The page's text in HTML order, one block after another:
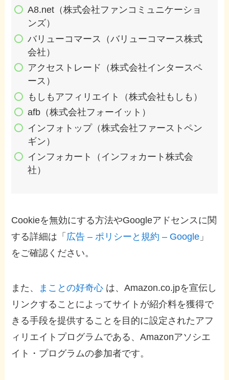
A8.net（株式会社ファンコミュニケーショ
ンズ）
バリューコマース（バリューコマース株式
会社）
アクセストレード（株式会社インタースペ
ース）
もしもアフィリエイト（株式会社もしも）
afb（株式会社フォーイット）
インフォトップ（株式会社ファーストペン
ギン）
インフォカート（インフォカート株式会
社）
Cookieを無効にする方法やGoogleアドセンスに関
する詳細は「 広告 – ポリシーと規約 – Google 」
をご確認ください。
また、 まことの好奇心 は、Amazon.co.jpを宣伝し
リンクすることによってサイトが紹介料を獲得で
きる手段を提供することを目的に設定されたアフ
ィリエイトプログラムである、Amazonアソシエ
イト・プログラムの参加者です。